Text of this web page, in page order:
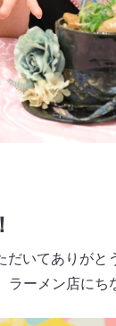
いてありがと
ーメン店にち